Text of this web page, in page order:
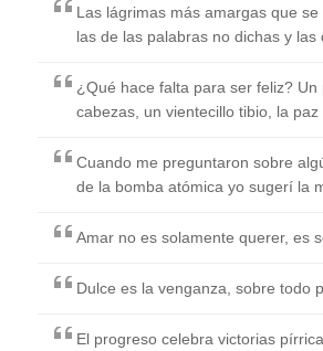
Las lágrimas más amargas que
las de las palabras no dichas y las
¿Qué hace falta para ser feliz?
cabezas, un vientecillo tibio, la paz
Cuando me preguntaron sobre
de la bomba atómica yo sugerí la
Amar no es solamente querer, es
Dulce es la venganza, sobre todo
El progreso celebra victorias